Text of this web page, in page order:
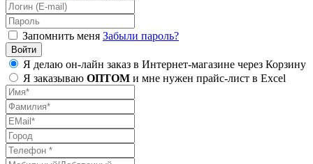
Запомнить меня Забыли пароль?
Я делаю он-лайн заказ в Интернет-магазине через Корзину
Я заказываю ОПТОМ и мне нужен прайс-лист в Excel